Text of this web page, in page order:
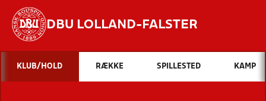
DBU LOLLAND-FALSTER
Hvad vil du søge efter?
INDHOLD OG NYHEDER
KLUB/HOLD RÆKKE SPILLESTED KAMP